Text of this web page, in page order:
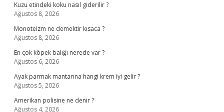
Kuzu etindeki koku nasıl giderilir ?
Ağustos 8, 2026
Monoteizm ne demektir kısaca ?
Ağustos 8, 2026
En çok köpek balığı nerede var ?
Ağustos 6, 2026
Ayak parmak mantarına hangi krem iyi gelir ?
Ağustos 5, 2026
Amerikan polisine ne denir ?
Ağustos 4, 2026